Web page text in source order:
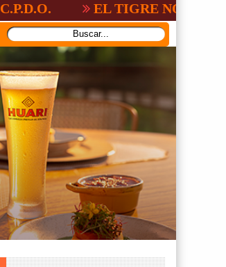
EL TIGRE NO PERDONO A